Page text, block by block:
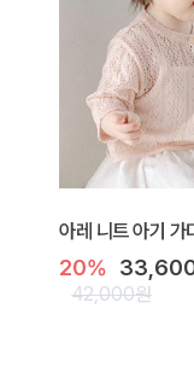
아레 니트 아기 가
20%
42,000원